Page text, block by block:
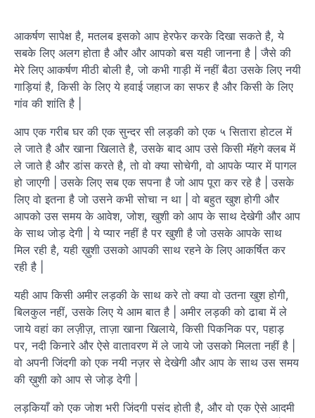
आकर्षण सापेक्ष है, मतलब इसको आप हेरफेर करके दिखा सकते है, ये
सबके लिए अलग होता है और और आपको बस यही जानना है | जैसे की
मेरे लिए आकर्षण मीठी बोली है, जो कभी गाड़ी में नहीं बैठा उसके लिए नयी
गाड़ियां है, किसी के लिए ये हवाई जहाज का सफर है और किसी के लिए
गांव की शांति है |
आप एक गरीब घर की एक सुन्दर सी लड़की को एक ५ सितारा होटल में
ले जाते है और खाना खिलाते है, उसके बाद आप उसे किसी मॅहगे क्लब में
ले जाते है और डांस करते है, तो वो क्या सोचेगी, वो आपके प्यार में पागल
हो जाएगी | उसके लिए सब एक सपना है जो आप पूरा कर रहे है | उसके
लिए वो इतना है जो उसने कभी सोचा न था | वो बहुत खुश होगी और
आपको उस समय के आवेश, जोश, खुशी को आप के साथ देखेगी और आप
के साथ जोड़ देगी | ये प्यार नहीं है पर खुशी है जो उसके आपके साथ
मिल रही है, यही ख़ुशी उसको आपकी साथ रहने के लिए आकर्षित कर
रही है |
यही आप किसी अमीर लड़की के साथ करे तो क्या वो उतना खुश होगी,
बिलकुल नहीं, उसके लिए ये आम बात है | अमीर लड़की को ढाबा में ले
जाये वहां का लज़ीज़, ताज़ा खाना खिलाये, किसी पिकनिक पर, पहाड़
पर, नदी किनारे और ऐसे वातावरण में ले जाये जो उसको मिलता नहीं है |
वो अपनी जिंदगी को एक नयी नज़र से देखेगी और आप के साथ उस समय
की ख़ुशी को आप से जोड़ देगी |
लड़कियाँ को एक जोश भरी जिंदगी पसंद होती है, और वो एक ऐसे आदमी